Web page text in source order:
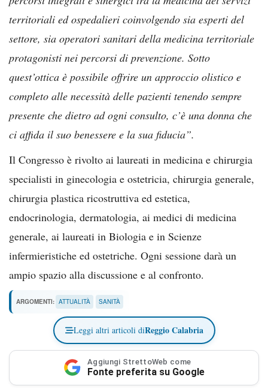
territoriali ed ospedalieri coinvolgendo sia esperti del
settore, sia operatori sanitari della medicina territoriale
protagonisti nei percorsi di prevenzione. Sotto
quest’ottica è possibile offrire un approccio olistico e
completo alle necessità delle pazienti tenendo sempre
presente che dietro ad ogni consulto, c’è una donna che
ci affida il suo benessere e la sua fiducia”.
Il Congresso è rivolto ai laureati in medicina e chirurgia
specialisti in ginecologia e ostetricia, chirurgia generale,
chirurgia plastica ricostruttiva ed estetica,
endocrinologia, dermatologia, ai medici di medicina
generale, ai laureati in Biologia e in Scienze
infermieristiche ed ostetriche. Ogni sessione darà un
ampio spazio alla discussione e al confronto.
ARGOMENTI: ATTUALITÀ SANITÀ
Leggi altri articoli diReggio Calabria
Aggiungi StrettoWeb come
Fonte preferita su Google